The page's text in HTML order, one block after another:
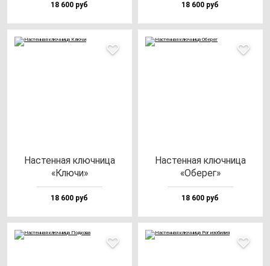
18 600 руб 18 600 руб
Нас­тен­ная ключ­ни­ца
«Клю­чи»
18 600 руб
Нас­тен­ная ключ­ни­ца
«Обе­рег»
18 600 руб